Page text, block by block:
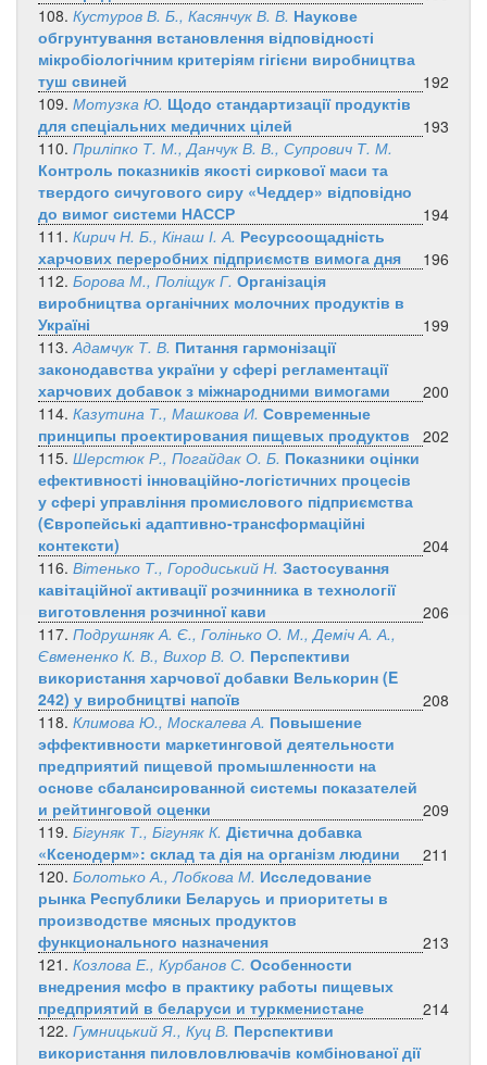
108. Кустуров В. Б., Касянчук В. В. Наукове
обгрунтування встановлення відповідності
мікробіологічним критеріям гігієни виробництва
туш свиней
192
109. Мотузка Ю. Щодо стандартизації продуктів
для спеціальних медичних цілей
193
110. Приліпко Т. М., Данчук В. В., Супрович Т. М.
Контроль показників якості сиркової маси та
твердого сичугового сиру «Чеддер» відповідно
до вимог системи НАССР
194
111. Кирич Н. Б., Кінаш І. А. Ресурсоощадність
харчових переробних підприємств вимога дня
196
112. Борова М., Поліщук Г. Організація
виробництва органічних молочних продуктів в
Україні
199
113. Адамчук Т. В. Питання гармонізації
законодавства україни у сфері регламентації
харчових добавок з міжнародними вимогами
200
114. Казутина Т., Машкова И. Современные
принципы проектирования пищевых продуктов
202
115. Шерстюк Р., Погайдак О. Б. Показники оцінки
ефективності інноваційно-логістичних процесів
у сфері управління промислового підприємства
(Європейські адаптивно-трансформаційні
контексти)
204
116. Вітенько Т., Городиський Н. Застосування
кавітаційної активації розчинника в технології
виготовлення розчинної кави
206
117. Подрушняк А. Є., Голінько О. М., Деміч А. А.,
Євмененко К. В., Вихор В. О. Перспективи
використання харчової добавки Велькорин (E
242) у виробництві напоїв
208
118. Климова Ю., Москалева А. Повышение
эффективности маркетинговой деятельности
предприятий пищевой промышленности на
основе сбалансированной системы показателей
и рейтинговой оценки
209
119. Бігуняк Т., Бігуняк К. Дієтична добавка
«Ксенодерм»: склад та дія на організм людини
211
120. Болотько А., Лобкова М. Исследование
рынка Республики Беларусь и приоритеты в
производстве мясных продуктов
функционального назначения
213
121. Козлова Е., Курбанов С. Особенности
внедрения мсфо в практику работы пищевых
предприятий в беларуси и туркменистане
214
122. Гумницький Я., Куц В. Перспективи
використання пиловловлювачів комбінованої дії